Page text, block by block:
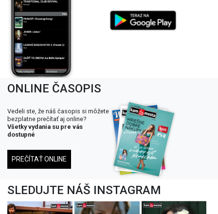
ONLINE ČASOPIS
Vedeli ste, že náš časopis si môžete
bezplatne prečítať aj online?
Všetky vydania su pre vás
dostupné
PREČÍTAŤ ONLINE
SLEDUJTE NÁŠ INSTAGRAM